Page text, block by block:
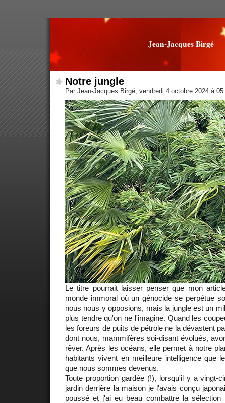
Jean-Jacques Birgé
Notre jungle
Par Jean-Jacques Birgé, vendredi 4 octobre 2024 à
Le titre pourrait laisser penser que mon
monde immoral où un génocide se perpétue
nous nous y opposions, mais la jungle est un
plus tendre qu'on ne l'imagine. Quand les
les foreurs de puits de pétrole ne la dévastent
dont nous, mammifères soi-disant évolués,
rêver. Après les océans, elle permet à notre
habitants vivent en meilleure intelligence que
que nous sommes devenus.
Toute proportion gardée (!), lorsqu'il y a vingt-
jardin derrière la maison je l'avais conçu
poussé et j'ai eu beau combattre la sélection